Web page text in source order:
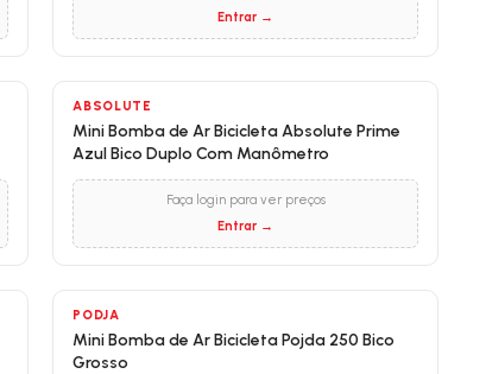
Entrar →
ABSOLUTE
Mini Bomba de Ar Bicicleta Absolute Prime
Azul Bico Duplo Com Manômetro
Faça login para ver preços
Entrar →
PODJA
Mini Bomba de Ar Bicicleta Pojda 250 Bico
Grosso